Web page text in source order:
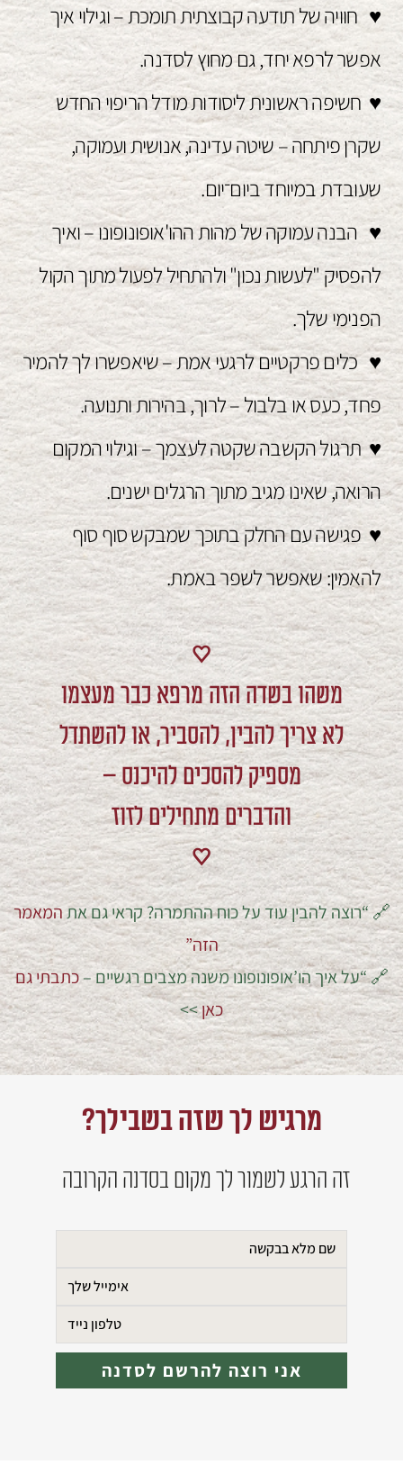
♥ חוויה של תודעה קבוצתית תומכת – וגילוי איך
אפשר לרפא יחד, גם מחוץ לסדנה.
♥ חשיפה ראשונית ליסודות מודל הריפוי החדש
שקרן פיתחה – שיטה עדינה, אנושית ועמוקה,
שעובדת במיוחד ביום־יום.
♥ הבנה עמוקה של מהות ההו'אופונופונו – ואיך
להפסיק "לעשות נכון" ולהתחיל לפעול מתוך הקול
הפנימי שלך.
♥ כלים פרקטיים לרגעי אמת – שיאפשרו לך להמיר
פחד, כעס או בלבול – לרוך, בהירות ותנועה.
♥ תרגול הקשבה שקטה לעצמך – וגילוי המקום
הרואה, שאינו מגיב מתוך הרגלים ישנים.
♥ פגישה עם החלק בתוכך שמבקש סוף סוף
להאמין: שאפשר לשפר באמת.
♥
משהו בשדה הזה מרפא כבר מעצמו
לא צריך להבין, להסביר, או להשתדל
מספיק להסכים להיכנס –
והדברים מתחילים לזוז
♥
🔗 “רוצה להבין עוד על כוח ההתמרה? קראי גם אתהמאמר
הזה”
🔗 “על איך הו’אופונופונו משנה מצבים רגשיים –כתבתי גם
כאן>>
מרגיש לך שזה בשבילך?
זה הרגע לשמור לך מקום בסדנה הקרובה